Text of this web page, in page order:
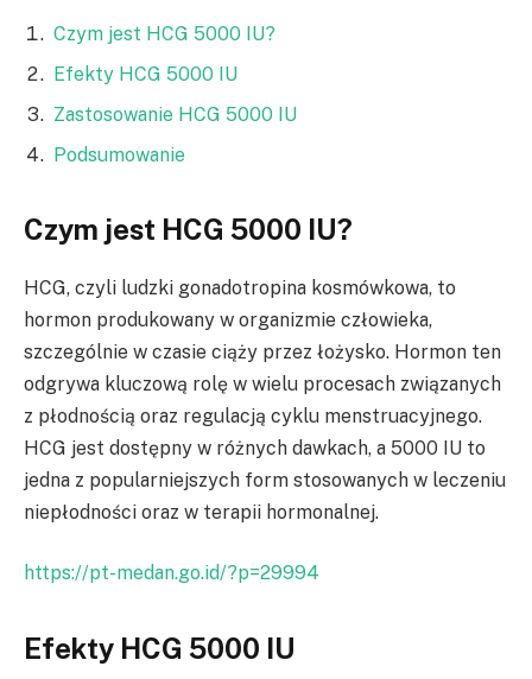
Czym jest HCG 5000 IU?
Efekty HCG 5000 IU
Zastosowanie HCG 5000 IU
Podsumowanie
Czym jest HCG 5000 IU?
HCG, czyli ludzki gonadotropina kosmówkowa, to
hormon produkowany w organizmie człowieka,
szczególnie w czasie ciąży przez łożysko. Hormon ten
odgrywa kluczową rolę w wielu procesach związanych
z płodnością oraz regulacją cyklu menstruacyjnego.
HCG jest dostępny w różnych dawkach, a 5000 IU to
jedna z popularniejszych form stosowanych w leczeniu
niepłodności oraz w terapii hormonalnej.
https://pt-medan.go.id/?p=29994
Efekty HCG 5000 IU